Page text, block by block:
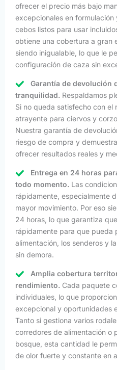
ofrecer el precio más bajo
excepcionales en
cebos listos para usar
obtiene una cobertura a gran
siendo inigualable, lo que le
configuración de caza sin
Garantía de devolución
tranquilidad. Respaldamos
Si no queda satisfecho con el
atrayente para ciervos y
Nuestra garantía de
riesgo de compra y
ofrecer resultados reales y
Entrega en 24 horas
todo momento. Las
rápidamente, especialmente
mayor movimiento. Por eso
24 horas, lo que garantiza
rápidamente para que pueda
alimentación, los senderos y
sin demora.
Amplia cobertura
rendimiento. Cada paquete
individuales, lo que
excepcional y oportunidades
Tanto si gestiona varios
corredores de alimentación o
bosque, esta cantidad le
de olor fuerte y constante en